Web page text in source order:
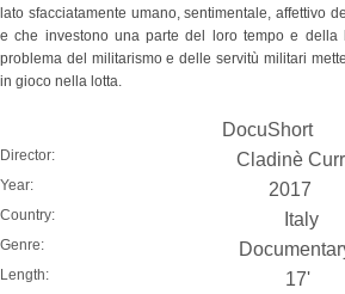
lato sfacciatamente umano, sentimentale, affettivo
e che investono una parte del loro tempo e della
problema del militarismo e delle servitù militari
in gioco nella lotta.
DocuShort
Director: Cladinè
Year: 2017
Country: Italy
Genre:
Length: 17'